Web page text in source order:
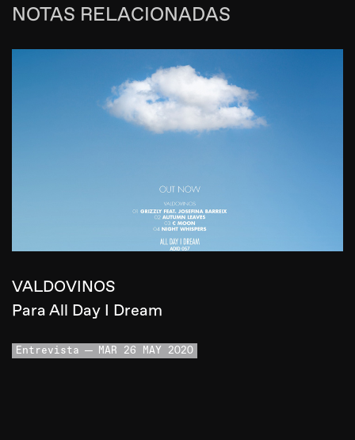
NOTAS RELACIONADAS
VALDOVINOS
Para All Day I Dream
Entrevista MAR 26 MAY 2020